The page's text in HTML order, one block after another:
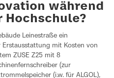
während
Hochschule?
Leinestraße ein
Erstausstattung mit Kosten von
ZUSE Z25 mit 8
(zur
(i.w. für ALGOL),